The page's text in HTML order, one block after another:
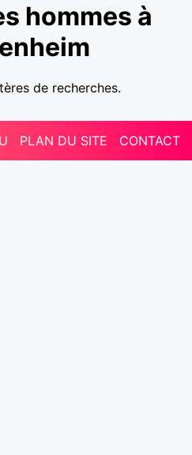
hommes à
de recherches.
PLAN DU SITE CONTACT